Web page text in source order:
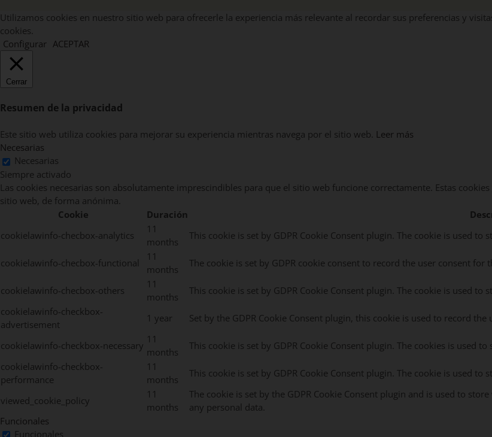
Utilizamos cookies en nuestro sitio web para ofrecerle la experiencia más relevante al recordar sus preferencias y
cookies.
Configurar ACEPTAR
Cerrar
Resumen de la privacidad
Este sitio web utiliza cookies para mejorar su experiencia mientras navega por el sitio web. Leer más
Necesarias
Necesarias
Siempre activado
Las cookies necesarias son absolutamente imprescindibles para que el sitio web funcione correctamente. Estas
sitio web, de forma anónima.
Cookie
Duración
cookielawinfo-checbox-analytics
11
months
This cookie is set by GDPR Cookie Consent plugin. The cookie is used
cookielawinfo-checbox-functional
11
months
The cookie is set by GDPR cookie consent to record the user consent for
cookielawinfo-checbox-others
11
months
This cookie is set by GDPR Cookie Consent plugin. The cookie is used
cookielawinfo-checkbox-
advertisement
1 year Set by the GDPR Cookie Consent plugin, this cookie is used to record
cookielawinfo-checkbox-necessary
11
months
This cookie is set by GDPR Cookie Consent plugin. The cookies is used
cookielawinfo-checkbox-
performance
11
months
This cookie is set by GDPR Cookie Consent plugin. The cookie is used
viewed_cookie_policy
11
months
The cookie is set by the GDPR Cookie Consent plugin and is used to
any personal data.
Funcionales
Funcionales